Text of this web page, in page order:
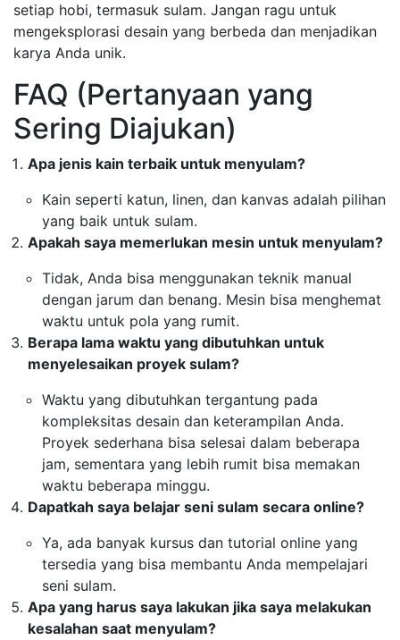
setiap hobi, termasuk sulam. Jangan ragu untuk
mengeksplorasi desain yang berbeda dan menjadikan
karya Anda unik.
FAQ (Pertanyaan yang
Sering Diajukan)
Apa jenis kain terbaik untuk menyulam?
Kain seperti katun, linen, dan kanvas adalah pilihan
yang baik untuk sulam.
Apakah saya memerlukan mesin untuk menyulam?
Tidak, Anda bisa menggunakan teknik manual
dengan jarum dan benang. Mesin bisa menghemat
waktu untuk pola yang rumit.
Berapa lama waktu yang dibutuhkan untuk
menyelesaikan proyek sulam?
Waktu yang dibutuhkan tergantung pada
kompleksitas desain dan keterampilan Anda.
Proyek sederhana bisa selesai dalam beberapa
jam, sementara yang lebih rumit bisa memakan
waktu beberapa minggu.
Dapatkah saya belajar seni sulam secara online?
Ya, ada banyak kursus dan tutorial online yang
tersedia yang bisa membantu Anda mempelajari
seni sulam.
Apa yang harus saya lakukan jika saya melakukan
kesalahan saat menyulam?